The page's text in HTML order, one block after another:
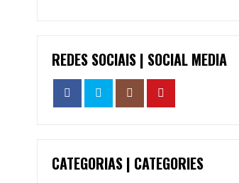
REDES SOCIAIS | SOCIAL MEDIA
CATEGORIAS | CATEGORIES